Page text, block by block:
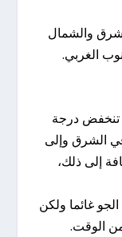
درجات في الشرق والشمال
تنخفض درجة
حوالي 3 درجات في الشرق وإلى
إلى ذلك،
غائما ولكن
الوقت.